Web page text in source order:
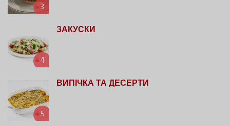
3
4
ЗАКУСКИ
5
ВИПІЧКА ТА ДЕСЕРТИ